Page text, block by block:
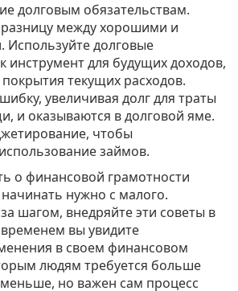
долговым обязательствам.
между хорошими и
Используйте долговые
инструмент для будущих доходов,
покрытия текущих расходов.
увеличивая долг для траты
и оказываются в долговой яме.
чтобы
займов.
о финансовой грамотности
нужно с малого.
шагом, внедряйте эти советы в
вы увидите
в своем финансовом
людям требуется больше
но важен сам процесс